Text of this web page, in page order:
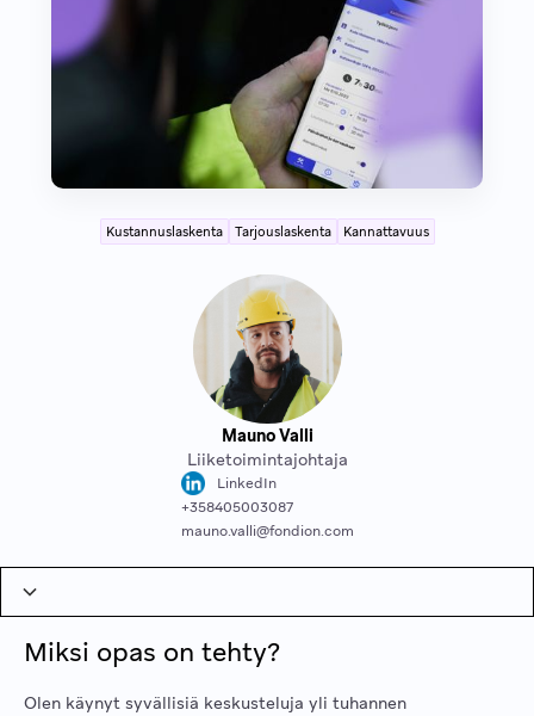
Kustannuslaskenta Tarjouslaskenta Kannattavuus
Mauno Valli
Liiketoimintajohtaja
LinkedIn
+358405003087
mauno.valli@fondion.com
Miksi opas on tehty?
Kannattavuus
Kustannuslaskenta
Seurannan merkitys
Reaaliaikaisuus
Yhteenveto
Miksi opas on tehty?
Olen käynyt syvällisiä keskusteluja yli tuhannen